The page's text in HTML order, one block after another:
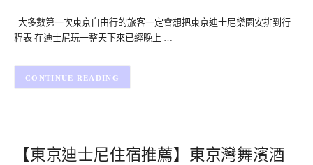
大多數第一次東京自由行的旅客一定會想把東京迪士尼樂園安排到行
程表 在迪士尼玩一整天下來已經晚上 …
CONTINUE READING
【東京迪士尼住宿推薦】東京灣舞濱酒